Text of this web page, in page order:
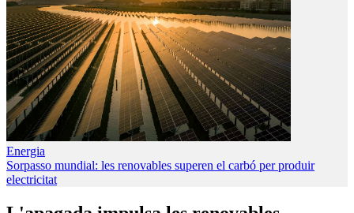
Energia
Sorpasso mundial: les renovables superen el carbó per produir
electricitat